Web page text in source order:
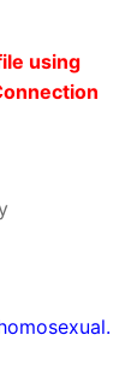
using